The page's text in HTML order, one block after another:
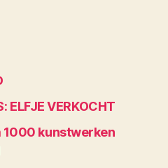
ELFJE VERKOCHT
1000 kunstwerken